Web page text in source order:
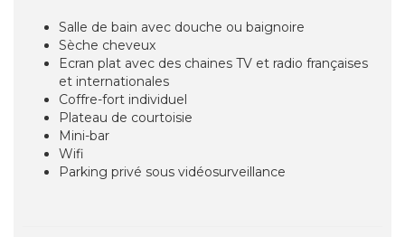
Salle de bain avec douche ou baignoire
Sèche cheveux
Ecran plat avec des chaines TV et radio françaises
et internationales
Coffre-fort individuel
Plateau de courtoisie
Mini-bar
Wifi
Parking privé sous vidéosurveillance